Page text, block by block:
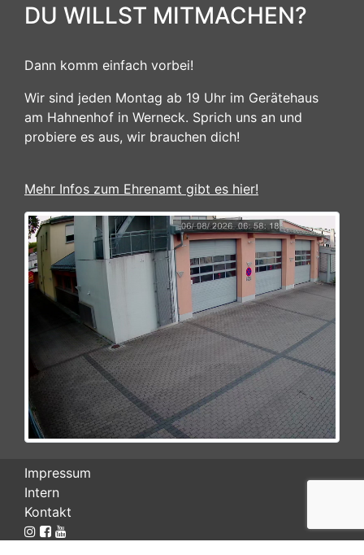
DU WILLST MITMACHEN?
Dann komm einfach vorbei!
Wir sind jeden Montag ab 19 Uhr im Gerätehaus
am Hahnenhof in Werneck. Sprich uns an und
probiere es aus, wir brauchen dich!
Mehr Infos zum Ehrenamt gibt es hier!
Impressum
Intern
Kontakt